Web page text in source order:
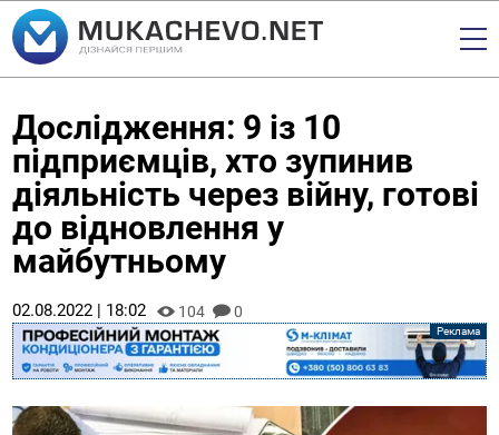
Дослідження: 9 із 10
підприємців, хто зупинив
діяльність через війну, готові
до відновлення у
майбутньому
02.08.2022 | 18:02 104 0